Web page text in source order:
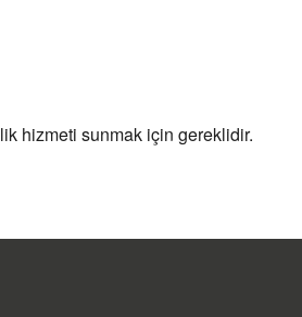
hizmeti sunmak için gereklidir.